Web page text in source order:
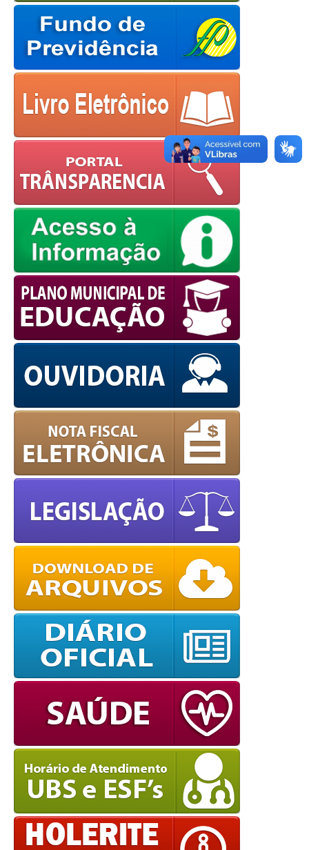
OK
European Commission |
Cookies Policy
powered by